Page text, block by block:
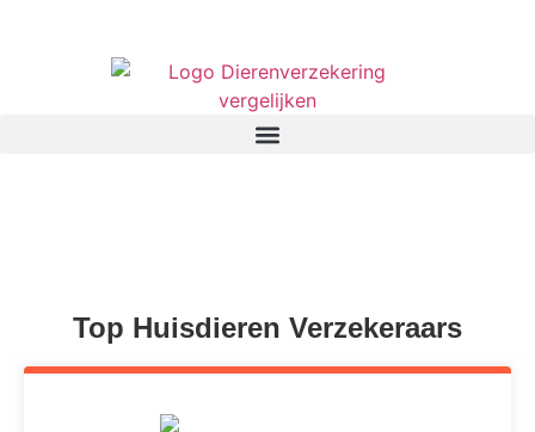
Top Huisdieren Verzekeraars